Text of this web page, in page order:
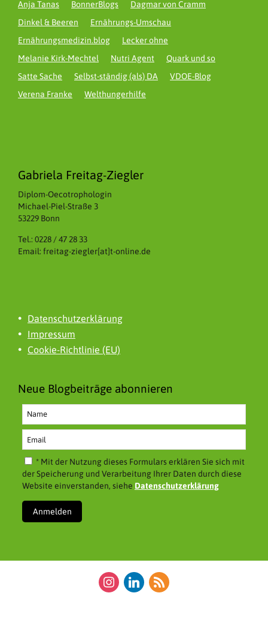
Anja Tanas BonnerBlogs
Dagmar von Cramm
Dinkel & Beeren
Ernährungs-Umschau
Ernährungsmedizin.blog
Lecker ohne
Melanie Kirk-Mechtel
Nutri Agent
Quark und so
Satte Sache
Selbst-ständig (als) DA
VDOE-Blog
Verena Franke
Welthungerhilfe
Gabriela Freitag-Ziegler
Diplom-Oecotrophologin
Michael-Piel-Straße 3
53229 Bonn
Tel.: 0228 / 47 28 33
Email: freitag-ziegler[at]t-online.de
Datenschutzerklärung
Impressum
Cookie-Richtlinie (EU)
Neue Blogbeiträge abonnieren
* Mit der Nutzung dieses Formulars erklären Sie sich mit
der Speicherung und Verarbeitung Ihrer Daten durch diese
Website einverstanden, siehe Datenschutzerklärung
instagramlinkedinrss